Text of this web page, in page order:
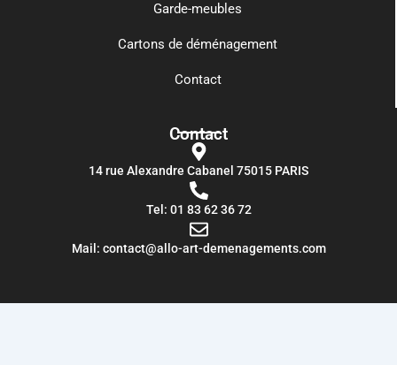
Garde-meubles
Cartons de déménagement
Contact
Contact
14 rue Alexandre Cabanel 75015 PARIS​
Tel: 01 83 62 36 72
Mail: contact@allo-art-demenagements.com